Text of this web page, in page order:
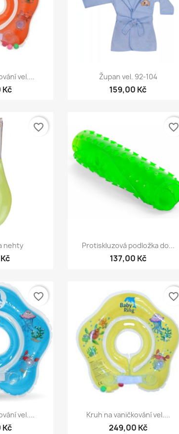
vel.... Rychlý náhled
Župan vel. 92-104
159,00 Kč
nehty
favorite_border
Rychlý náhled
Protiskluzová podložka do...
137,00 Kč
favorite_border
vel....
favorite_border
Rychlý náhled
Kruh na vaničkování vel....
249,00 Kč
favorite_border